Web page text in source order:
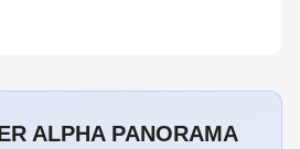
ALPHA PANORAMA